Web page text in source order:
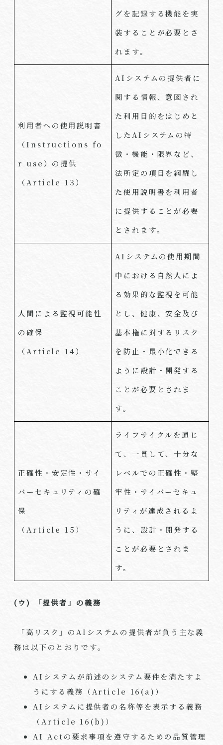
グを記録する機能を実
装することが必要とさ
れます。
利用者への使用説明書
（Instructions fo
r use ）の提供
（ Article 13 ）
AI システムの提供者に
関する情報、意図され
た利用目的をはじめと
した AI システムの特
徴・機能・限界など、
法所定の項目を網羅し
た使用説明書を利用者
に提供することが必要
とされます。
人間による監視可能性
の確保
（ Article 14）
AI システムの使用期間
中における自然人によ
る効果的な監視を可能
とし、健康、安全及び
基本権に対するリスク
を防止・最小化できる
ように設計・開発する
ことが必要とされま
す。
正確性・安定性・サイ
バーセキュリティの確
保
（ Article 15 ）
ライフサイクルを通じ
て、一貫して、十分な
レベルでの正確性・堅
牢性・サイバーセキュ
リティが達成されるよ
うに、設計・開発する
ことが必要とされま
す。
(ウ) 「提供者」の義務
「高リスク」の AI システムの提供者が負う主な義
務は以下のとおりです。
AI システムが前述のシステム要件を満たすよ
うにする義務（ Article 16(a) ）
AI システムに提供者の名称等を表示する義務
（ Article 16(b) ）
AI Actの要求事項を遵守するための品質管理